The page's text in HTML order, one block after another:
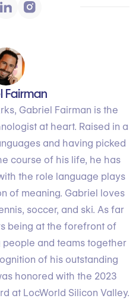
Fairman
Gabriel Fairman is the
at heart. Raised in a
and having picked
course of his life, he has
the role language plays
of meaning. Gabriel loves
soccer, and ski. As far
being at the forefront of
and teams together
of his outstanding
honored with the 2023
at LocWorld Silicon Valley.